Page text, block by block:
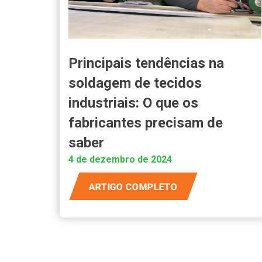
Principais tendências na
soldagem de tecidos
industriais: O que os
fabricantes precisam de
saber
4 de dezembro de 2024
ARTIGO COMPLETO